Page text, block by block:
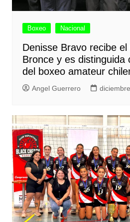
Boxeo Nacional
Denisse Bravo recibe
Bronce y es distinguida
del boxeo amateur
Angel Guerrero